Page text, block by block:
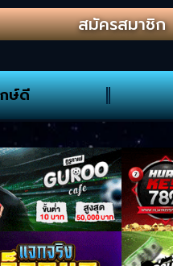
สมัครสมาชิก
ษ์ดี